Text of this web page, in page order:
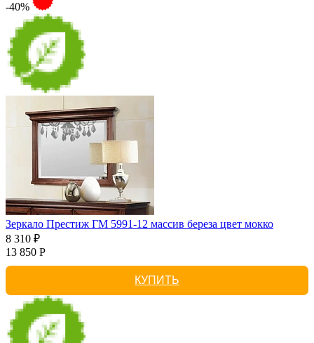
-40%
Зеркало Престиж ГМ 5991-12 массив береза цвет мокко
8 310 ₽
13 850 Р
КУПИТЬ